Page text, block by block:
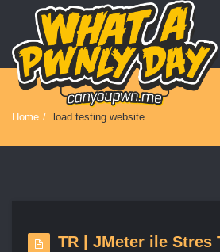
Home / load testing website
TR | JMeter ile Stres